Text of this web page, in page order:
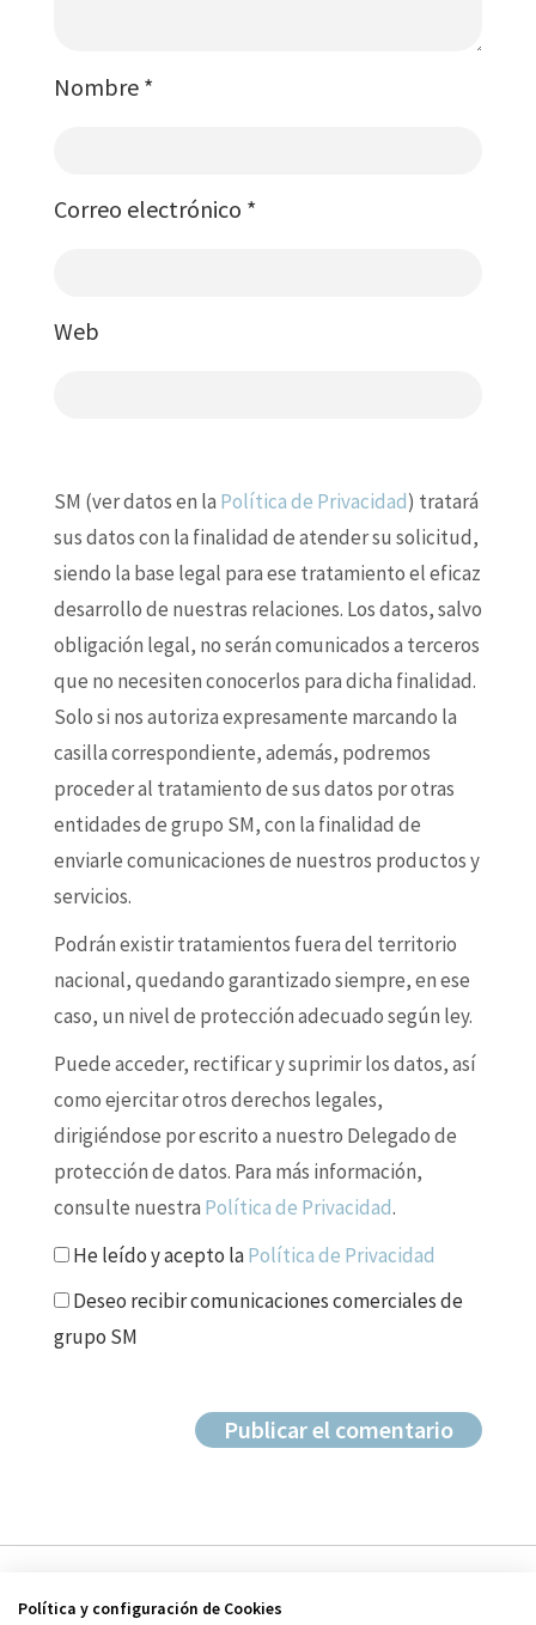
Nombre *
Correo electrónico *
Web
SM (ver datos en la Política de Privacidad) tratará
sus datos con la finalidad de atender su solicitud,
siendo la base legal para ese tratamiento el eficaz
desarrollo de nuestras relaciones. Los datos, salvo
obligación legal, no serán comunicados a terceros
que no necesiten conocerlos para dicha finalidad.
Solo si nos autoriza expresamente marcando la
casilla correspondiente, además, podremos
proceder al tratamiento de sus datos por otras
entidades de grupo SM, con la finalidad de
enviarle comunicaciones de nuestros productos y
servicios.
Podrán existir tratamientos fuera del territorio
nacional, quedando garantizado siempre, en ese
caso, un nivel de protección adecuado según ley.
Puede acceder, rectificar y suprimir los datos, así
como ejercitar otros derechos legales,
dirigiéndose por escrito a nuestro Delegado de
protección de datos. Para más información,
consulte nuestra Política de Privacidad.
He leído y acepto laPolítica de Privacidad
Deseo recibir comunicaciones comerciales de
grupo SM
Política y configuración de Cookies